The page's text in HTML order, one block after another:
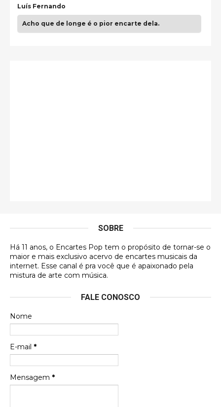
Luís Fernando
Acho que de longe é o pior encarte dela.
DVD MIDINHO
Francierton
futuras aquisições, e olhando o encarte aqui, me
Francierton
Espero que tenham sentido minha falta, informo
que estou de volta para trazer mais contribuições
SOBRE
Há 11 anos, o Encartes Pop tem o propósito de tornar-se o
maior e mais exclusivo acervo de encartes musicais da
internet. Esse canal é pra você que é apaixonado pela
mistura de arte com música.
FALE CONOSCO
Nome
E-mail *
Mensagem *